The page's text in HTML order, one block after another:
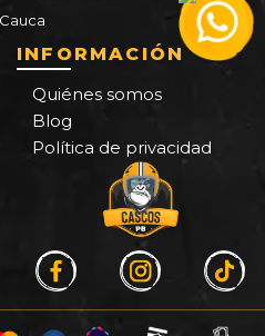
INFORMACIÓN
Quiénes somos
Blog
Política de privacidad